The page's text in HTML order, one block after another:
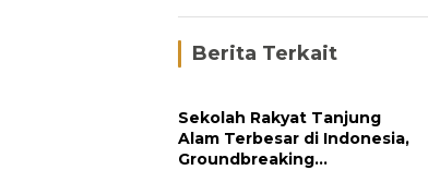
Berita Terkait
Sekolah Rakyat Tanjung
Alam Terbesar di Indonesia,
Groundbreaking